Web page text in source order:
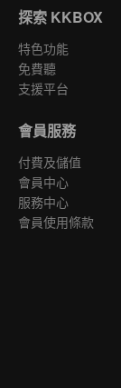
探索 KKBOX
特色功能
免費聽
支援平台
會員服務
付費及儲值
會員中心
服務中心
會員使用條款